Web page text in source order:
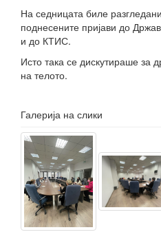
На седницата биле
поднесените пријави до
и до КТИС.
Исто така се дискутираше за
на телото.
Галерија на слики